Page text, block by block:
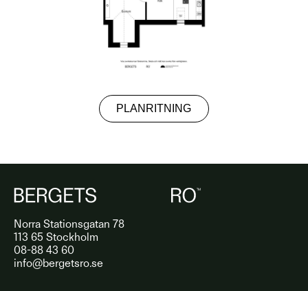
PLANRITNING
Norra Stationsgatan 78
113 65 Stockholm
08-88 43 60
info@bergetsro.se